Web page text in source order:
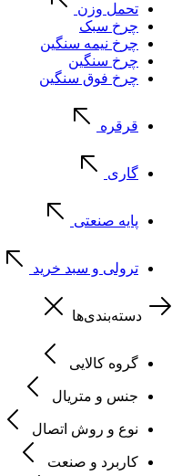
تحمل وزن
چرخ سبک
چرخ نیمه سنگین
چرخ سنگین
چرخ فوق سنگین
قرقره
گاری
پایه صنعتی
ترولی و سبد خرید
دسته‌بندی‌ها
گروه کالایی
جنس و متریال
نوع و روش اتصال
کاربرد و صنعت